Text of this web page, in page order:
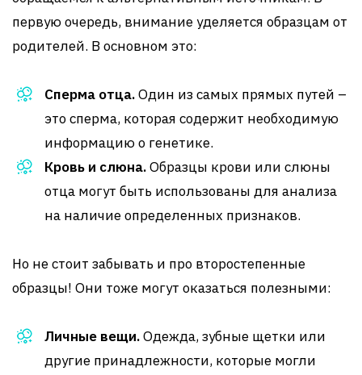
первую очередь, внимание уделяется образцам от
родителей. В основном это:
Сперма отца.Один из самых прямых путей –
это сперма, которая содержит необходимую
информацию о генетике.
Кровь и слюна.Образцы крови или слюны
отца могут быть использованы для анализа
на наличие определенных признаков.
Но не стоит забывать и про второстепенные
образцы! Они тоже могут оказаться полезными:
Личные вещи.Одежда, зубные щетки или
другие принадлежности, которые могли